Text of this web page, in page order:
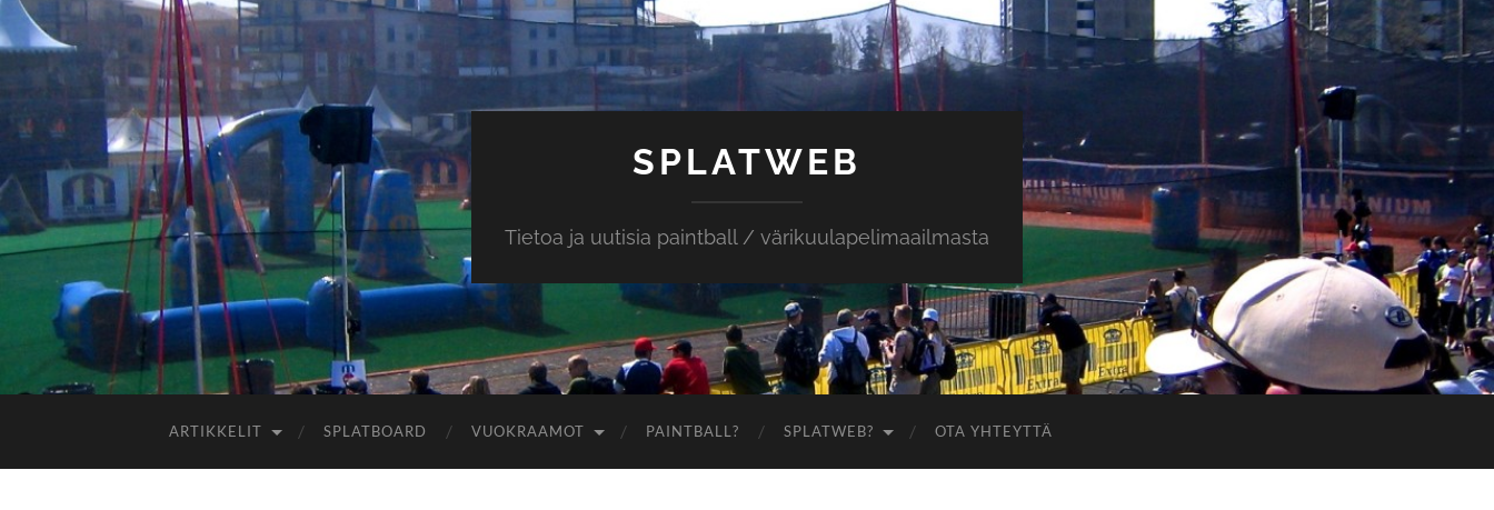
SPLATWEB
Tietoa ja uutisia paintball / värikuulapelimaailmasta
ARTIKKELIT SPLATBOARD VUOKRAAMOT PAINTBALL? SPLATWEB? OTA YHTEYTTÄ